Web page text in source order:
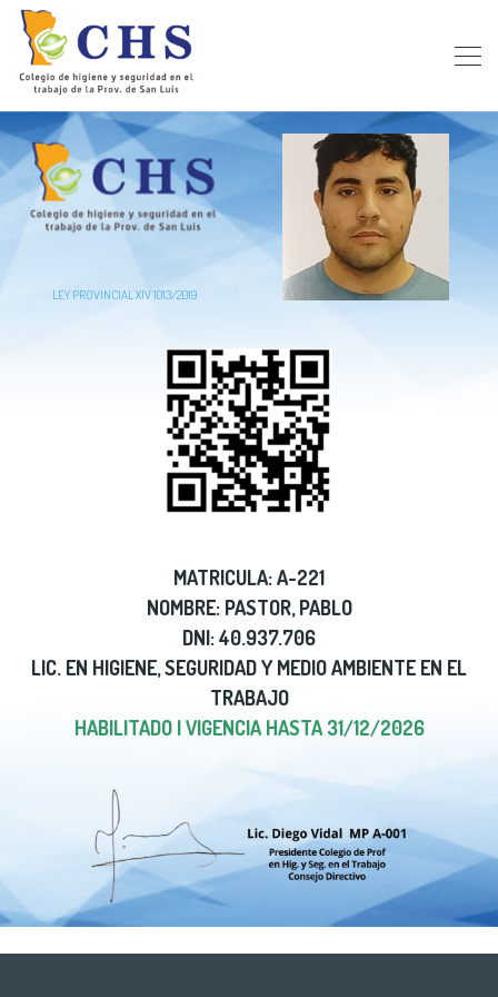
LEY PROVINCIAL XIV 1013/2019
MATRICULA: A-221
NOMBRE: PASTOR, PABLO
DNI: 40.937.706
LIC. EN HIGIENE, SEGURIDAD Y MEDIO AMBIENTE EN EL
TRABAJO
HABILITADO | VIGENCIA HASTA 31/12/2026